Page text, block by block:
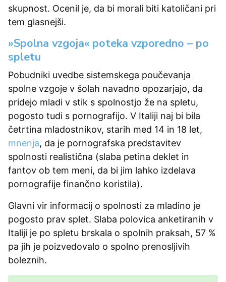
skupnost. Ocenil je, da bi morali biti katoličani pri
tem glasnejši.
»Spolna vzgoja« poteka vzporedno – po
spletu
Pobudniki uvedbe sistemskega poučevanja
spolne vzgoje v šolah navadno opozarjajo, da
pridejo mladi v stik s spolnostjo že na spletu,
pogosto tudi s pornografijo. V Italiji naj bi bila
četrtina mladostnikov, starih med 14 in 18 let,
mnenja, da je pornografska predstavitev
spolnosti realistična (slaba petina deklet in
fantov ob tem meni, da bi jim lahko izdelava
pornografije finančno koristila).
Glavni vir informacij o spolnosti za mladino je
pogosto prav splet. Slaba polovica anketiranih v
Italiji je po spletu brskala o spolnih praksah, 57 %
pa jih je poizvedovalo o spolno prenosljivih
boleznih.